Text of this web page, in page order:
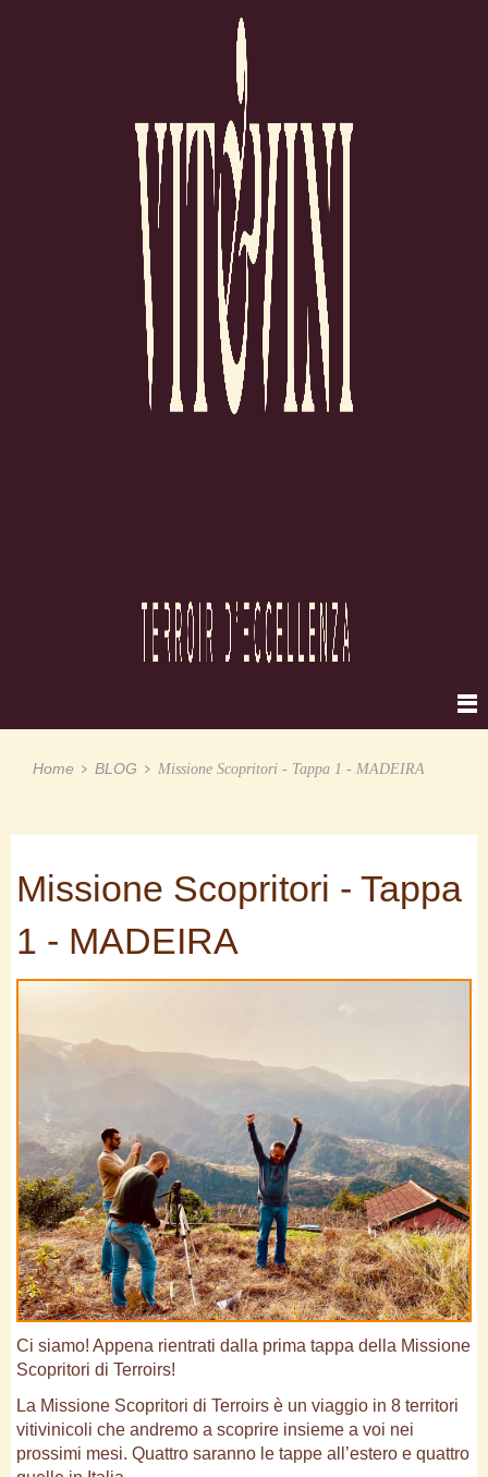
Home BLOG Missione Scopritori - Tappa 1 - MADEIRA
Missione Scopritori - Tappa
1 - MADEIRA
Ci siamo! Appena rientrati dalla prima tappa della Missione
Scopritori di Terroirs!
La Missione Scopritori di Terroirs è un viaggio in 8 territori
vitivinicoli che andremo a scoprire insieme a voi nei
prossimi mesi. Quattro saranno le tappe all’estero e quattro